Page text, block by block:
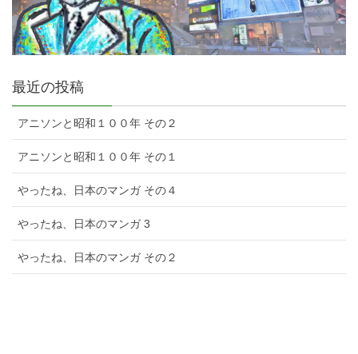
最近の投稿
アニソンと昭和１００年 その２
アニソンと昭和１００年 その１
やったね、日本のマンガ その４
やったね、日本のマンガ 3
やったね、日本のマンガ その２